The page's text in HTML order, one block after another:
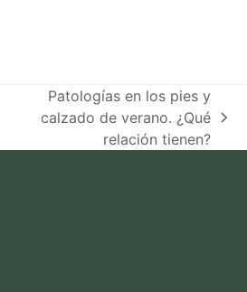
next
post:
Patologías en los pies y
calzado de verano. ¿Qué
relación tienen?